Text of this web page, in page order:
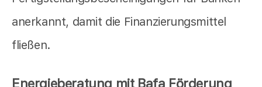
anerkannt, damit die Finanzierungsmittel
fließen.
Energieberatung mit Bafa Förderung